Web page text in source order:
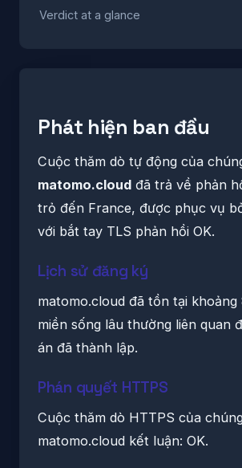
Verdict at a glance
Phát hiện ban đầu
Cuộc thăm dò tự động của
matomo.cloud đã trả về phản
trỏ đến France, được phục vụ
với bắt tay TLS phản hồi OK.
Lịch sử đăng ký
matomo.cloud đã tồn tại khoảng
miền sống lâu thường liên quan
án đã thành lập.
Phán quyết HTTPS
Cuộc thăm dò HTTPS của
matomo.cloud kết luận: OK.